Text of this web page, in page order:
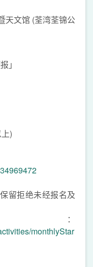
天文馆 (荃湾荃锦公
」
)
留拒绝未经报名及
：
monthlyStar